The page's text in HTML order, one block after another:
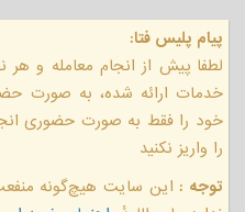
پیام پلیس فتا:
لطفا پیش از انجام معامله و
خدمات ارائه شده، به صورت
خود را فقط به صورت حضوری
را واریز نکنید
توجه : این سایت هیچ‌گونه